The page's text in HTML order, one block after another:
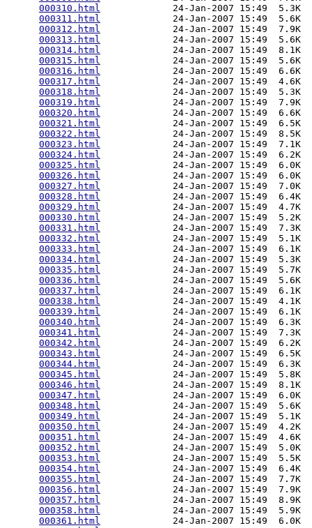
000310.html
             24-Jan-2007 15:49  5.3K
000311.html
             24-Jan-2007 15:49  5.6K
000312.html
             24-Jan-2007 15:49  7.9K
000313.html
             24-Jan-2007 15:49  5.6K
000314.html
             24-Jan-2007 15:49  8.1K
000315.html
             24-Jan-2007 15:49  5.6K
000316.html
             24-Jan-2007 15:49  6.6K
000317.html
             24-Jan-2007 15:49  4.6K
000318.html
             24-Jan-2007 15:49  5.3K
000319.html
             24-Jan-2007 15:49  7.9K
000320.html
             24-Jan-2007 15:49  6.6K
000321.html
             24-Jan-2007 15:49  6.5K
000322.html
             24-Jan-2007 15:49  8.5K
000323.html
             24-Jan-2007 15:49  7.1K
000324.html
             24-Jan-2007 15:49  6.2K
000325.html
             24-Jan-2007 15:49  6.0K
000326.html
             24-Jan-2007 15:49  6.0K
000327.html
             24-Jan-2007 15:49  7.0K
000328.html
             24-Jan-2007 15:49  6.4K
000329.html
             24-Jan-2007 15:49  4.7K
000330.html
             24-Jan-2007 15:49  5.2K
000331.html
             24-Jan-2007 15:49  7.3K
000332.html
             24-Jan-2007 15:49  5.1K
000333.html
             24-Jan-2007 15:49  6.1K
000334.html
             24-Jan-2007 15:49  5.3K
000335.html
             24-Jan-2007 15:49  5.7K
000336.html
             24-Jan-2007 15:49  5.6K
000337.html
             24-Jan-2007 15:49  6.1K
000338.html
             24-Jan-2007 15:49  4.1K
000339.html
             24-Jan-2007 15:49  6.1K
000340.html
             24-Jan-2007 15:49  6.3K
000341.html
             24-Jan-2007 15:49  7.3K
000342.html
             24-Jan-2007 15:49  6.2K
000343.html
             24-Jan-2007 15:49  6.5K
000344.html
             24-Jan-2007 15:49  6.3K
000345.html
             24-Jan-2007 15:49  5.8K
000346.html
             24-Jan-2007 15:49  8.1K
000347.html
             24-Jan-2007 15:49  6.0K
000348.html
             24-Jan-2007 15:49  5.6K
000349.html
             24-Jan-2007 15:49  5.1K
000350.html
             24-Jan-2007 15:49  4.2K
000351.html
             24-Jan-2007 15:49  4.6K
000352.html
             24-Jan-2007 15:49  5.0K
000353.html
             24-Jan-2007 15:49  5.5K
000354.html
             24-Jan-2007 15:49  6.4K
000355.html
             24-Jan-2007 15:49  7.7K
000356.html
             24-Jan-2007 15:49  7.9K
000357.html
             24-Jan-2007 15:49  8.9K
000358.html
             24-Jan-2007 15:49  5.9K
000361.html
             24-Jan-2007 15:49  6.0K